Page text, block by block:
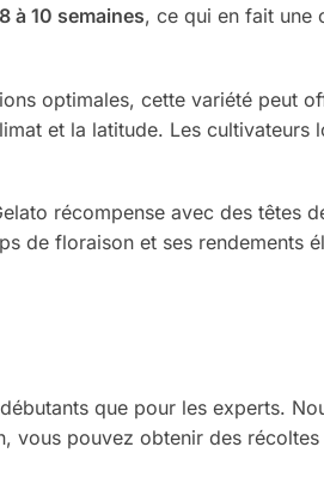
8 à 10 semaines, ce qui en fait une
optimales, cette variété peut
et la latitude. Les cultivateurs
récompense avec des têtes
de floraison et ses rendements
que pour les experts.
vous pouvez obtenir des